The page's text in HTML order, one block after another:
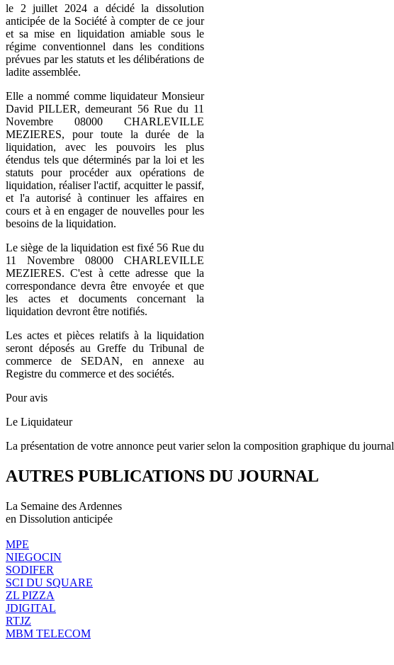
le 2 juillet 2024 a décidé la dissolution
anticipée de la Société à compter de ce jour
et sa mise en liquidation amiable sous le
régime conventionnel dans les conditions
prévues par les statuts et les délibérations de
ladite assemblée.
Elle a nommé comme liquidateur Monsieur
David PILLER, demeurant 56 Rue du 11
Novembre 08000 CHARLEVILLE
MEZIERES, pour toute la durée de la
liquidation, avec les pouvoirs les plus
étendus tels que déterminés par la loi et les
statuts pour procéder aux opérations de
liquidation, réaliser l'actif, acquitter le passif,
et l'a autorisé à continuer les affaires en
cours et à en engager de nouvelles pour les
besoins de la liquidation.
Le siège de la liquidation est fixé 56 Rue du
11 Novembre 08000 CHARLEVILLE
MEZIERES. C'est à cette adresse que la
correspondance devra être envoyée et que
les actes et documents concernant la
liquidation devront être notifiés.
Les actes et pièces relatifs à la liquidation
seront déposés au Greffe du Tribunal de
commerce de SEDAN, en annexe au
Registre du commerce et des sociétés.
Pour avis
Le Liquidateur
La présentation de votre annonce peut varier selon la composition graphique du journal
AUTRES PUBLICATIONS DU JOURNAL
La Semaine des Ardennes
en Dissolution anticipée
MPE
NIEGOCIN
SODIFER
SCI DU SQUARE
ZL PIZZA
JDIGITAL
RTJZ
MBM TELECOM